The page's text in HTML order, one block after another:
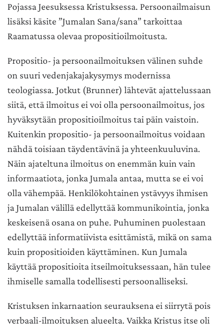
Pojassa Jeesuksessa Kristuksessa. Persoonailmaisun
lisäksi käsite ”Jumalan Sana/sana” tarkoittaa
Raamatussa olevaa propositioilmoitusta.
Propositio- ja persoonailmoituksen välinen suhde
on suuri vedenjakajakysymys modernissa
teologiassa. Jotkut (Brunner) lähtevät ajattelussaan
siitä, että ilmoitus ei voi olla persoonailmoitus, jos
hyväksytään propositioilmoitus tai päin vaistoin.
Kuitenkin propositio- ja persoonailmoitus voidaan
nähdä toisiaan täydentävinä ja yhteenkuuluvina.
Näin ajateltuna ilmoitus on enemmän kuin vain
informaatiota, jonka Jumala antaa, mutta se ei voi
olla vähempää. Henkilökohtainen ystävyys ihmisen
ja Jumalan välillä edellyttää kommunikointia, jonka
keskeisenä osana on puhe. Puhuminen puolestaan
edellyttää informatiivista esittämistä, mikä on sama
kuin propositioiden käyttäminen. Kun Jumala
käyttää propositioita itseilmoituksessaan, hän tulee
ihmiselle samalla todellisesti persoonalliseksi.
Kristuksen inkarnaation seurauksena ei siirrytä pois
verbaali-ilmoituksen alueelta. Vaikka Kristus itse oli